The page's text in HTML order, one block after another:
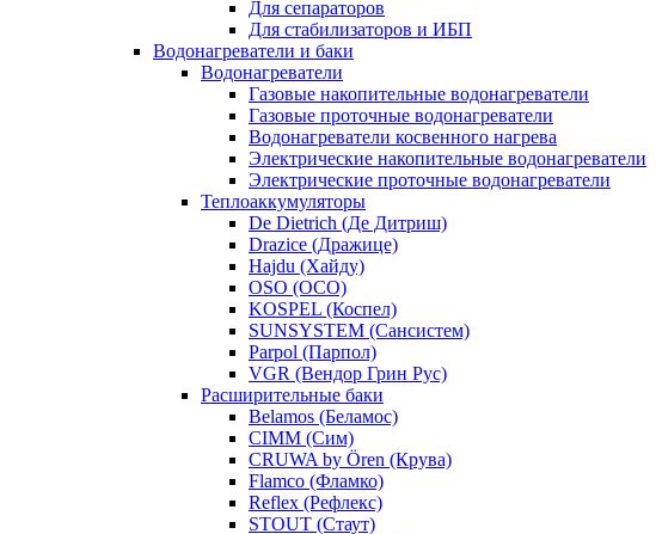
Для сепараторов
Для стабилизаторов и ИБП
Водонагреватели и баки
Водонагреватели
Газовые накопительные водонагреватели
Газовые проточные водонагреватели
Водонагреватели косвенного нагрева
Электрические накопительные водонагреватели
Электрические проточные водонагреватели
Теплоаккумуляторы
De Dietrich (Де Дитриш)
Drazice (Дражице)
Hajdu (Хайду)
OSO (ОСО)
KOSPEL (Коспел)
SUNSYSTEM (Сансистем)
Parpol (Парпол)
VGR (Вендор Грин Рус)
Расширительные баки
Belamos (Беламос)
CIMM (Сим)
CRUWA by Ören (Крува)
Flamco (Фламко)
Reflex (Рефлекс)
STOUT (Стаут)